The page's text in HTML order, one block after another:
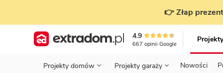
👉 Złap
4.9
667 opinii Google
Projekty domów Projekty garaży Nowości